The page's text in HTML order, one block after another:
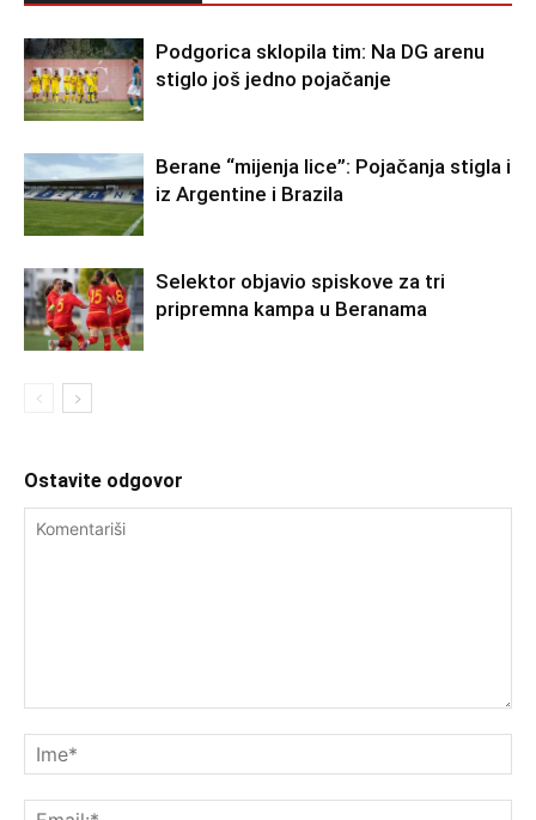
Podgorica sklopila tim: Na DG arenu
stiglo još jedno pojačanje
Berane “mijenja lice”: Pojačanja stigla i
iz Argentine i Brazila
Selektor objavio spiskove za tri
pripremna kampa u Beranama
Ostavite odgovor